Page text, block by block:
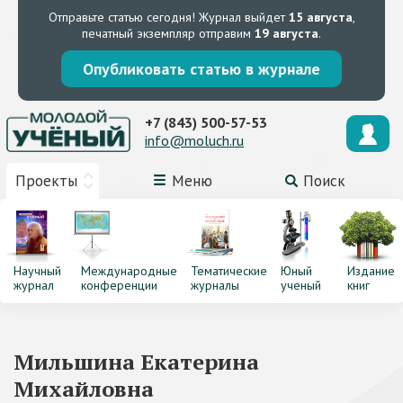
Отправьте статью сегодня! Журнал выйдет15 августа,
печатный экземпляр отправим 19 августа.
Опубликовать статью в журнале
Проекты Меню Поиск
+7 (843) 500-57-53
info@moluch.ru
Научный
журнал
Международные
конференции
Тематические
журналы
Юный
ученый
Издание
книг
Мильшина Екатерина
Михайловна